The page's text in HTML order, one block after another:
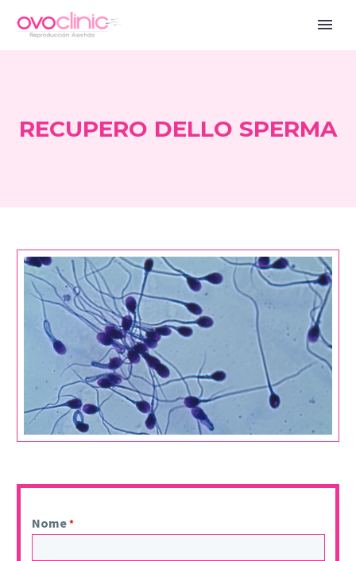
RECUPERO DELLO SPERMA
Nome*